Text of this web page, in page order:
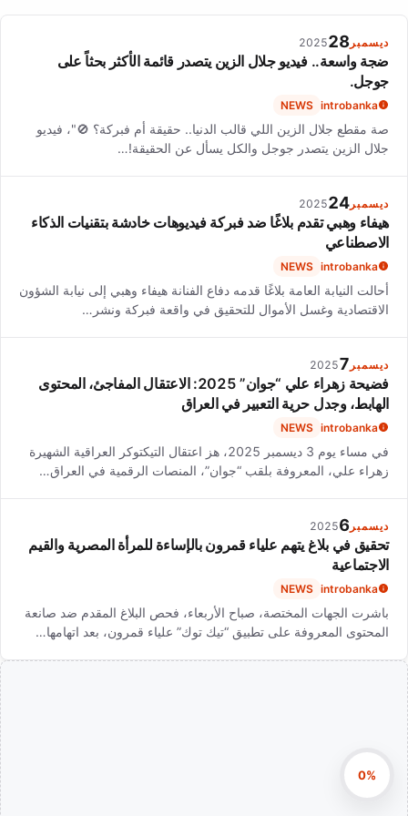
ديسمبر 28
2025
ضجة واسعة.. فيديو جلال الزين يتصدر قائمة الأكثر بحثاً على
جوجل.
introbanka
NEWS
صة مقطع جلال الزين اللي قالب الدنيا.. حقيقة أم فبركة؟ 🚫"، فيديو
جلال الزين يتصدر جوجل والكل يسأل عن الحقيقة!…
ديسمبر 24
2025
هيفاء وهبي تقدم بلاغًا ضد فبركة فيديوهات خادشة بتقنيات الذكاء
الاصطناعي
introbanka
NEWS
أحالت النيابة العامة بلاغًا قدمه دفاع الفنانة هيفاء وهبي إلى نيابة الشؤون
الاقتصادية وغسل الأموال للتحقيق في واقعة فبركة ونشر…
ديسمبر 7
2025
فضيحة زهراء علي “جوان” 2025: الاعتقال المفاجئ، المحتوى
الهابط، وجدل حرية التعبير في العراق
introbanka
NEWS
في مساء يوم 3 ديسمبر 2025، هز اعتقال التيكتوكر العراقية الشهيرة
زهراء علي، المعروفة بلقب “جوان”، المنصات الرقمية في العراق…
ديسمبر 6
2025
تحقيق في بلاغ يتهم علياء قمرون بالإساءة للمرأة المصرية والقيم
الاجتماعية
introbanka
NEWS
باشرت الجهات المختصة، صباح الأربعاء، فحص البلاغ المقدم ضد صانعة
المحتوى المعروفة على تطبيق “تيك توك” علياء قمرون، بعد اتهامها…
0%